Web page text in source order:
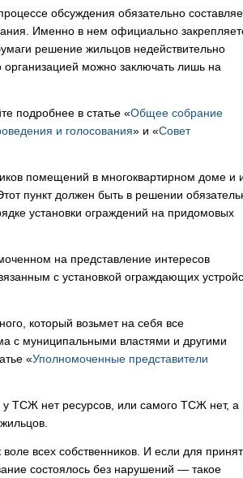
обсуждения обязательно
Именно в нем официально
решение жильцов недействительно
организацией можно заключать лишь на
подробнее в статье «Общее собрание
и голосования» и «Совет
помещений в многоквартирном доме и
пункт должен быть в решении
установки ограждений на придомовых
на представление интересов
с установкой ограждающих
который возьмет на себя все
с муниципальными властями и другими
«Уполномоченные представители
у ТСЖ нет ресурсов, или самого ТСЖ нет, а
всех собственников. И если для
состоялось без нарушений — такое